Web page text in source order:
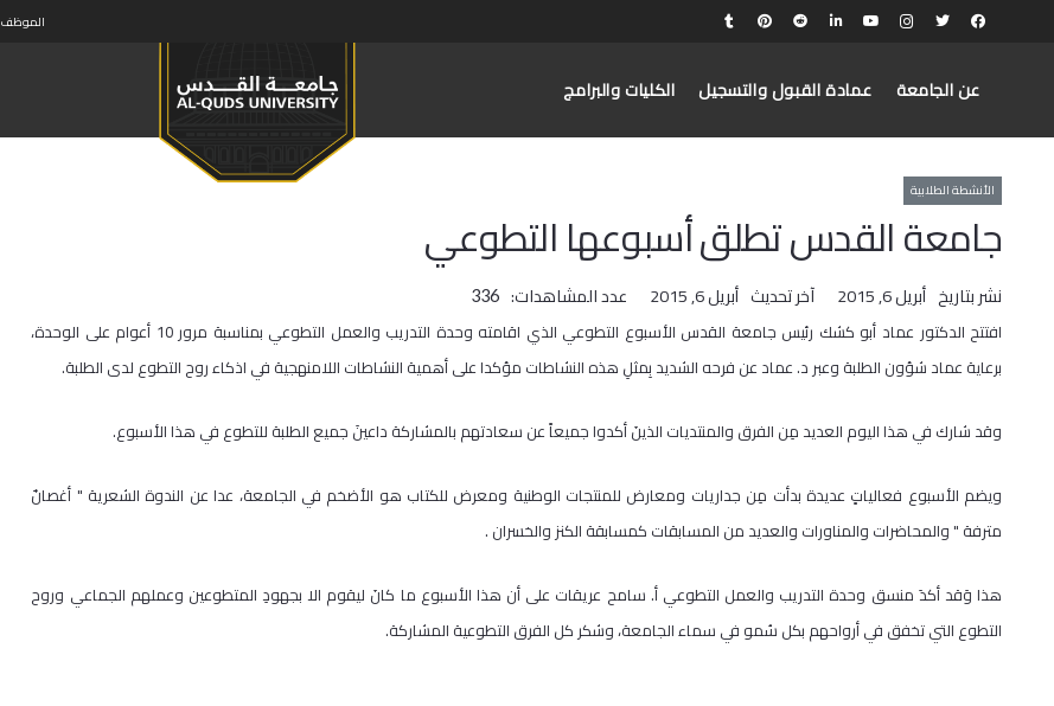
الموظف
عن الجامعة عمادة القبول والتسجيل الكليات والبرامج
الأنشطة الطلابية
جامعة القدس تطلق أسبوعها التطوعي
نشر بتاريخ أبريل 6, 2015 آخر تحديث أبريل 6, 2015 عدد المشاهدات: 336
​افتتح الدكتور عماد أبو كشك رئيس جامعة القدس الأسبوع التطوعي الذي اقامته وحدة التدريب والعمل التطوعي بمناسبة مرور 10 أعوام على الوحدة،
برعاية عماد شؤون الطلبة وعبر د. عماد عن فرحه الشديد بِمثلِ هذه النشاطات مؤكدا على أهمية النشاطات اللامنهجية في اذكاء روح التطوع لدى الطلبة.
وقد شارك في هذا اليوم العديد مِن الفرق والمنتديات الذينَ أكدوا جميعاً عن سعادتهم بالمشاركة داعينَ جميع الطلبة للتطوع في هذا الأسبوع.
ويضم الأسبوع فعالياتٍ عديدة بدأت مِن جداريات ومعارض للمنتجات الوطنية ومعرض للكتاب هو الأضخم في الجامعة، عدا عن الندوة الشعرية " أغصانٌ
مترفة " والمحاضرات والمناورات والعديد من المسابقات كمسابقة الكنز والخسران .
هذا وَقد أكدَ منسق وحدة التدريب والعمل التطوعي أ. سامح عريقات على أن هذا الأسبوع ما كانَ ليقوم الا بجهودِ المتطوعين وعملهم الجماعي وروح
التطوع التي تخفق في أرواحهم بكل سُمو في سماء الجامعة، وشكر كل الفرق التطوعية المشاركة.